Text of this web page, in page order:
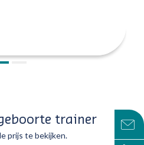
trainer
prijs te bekijken.